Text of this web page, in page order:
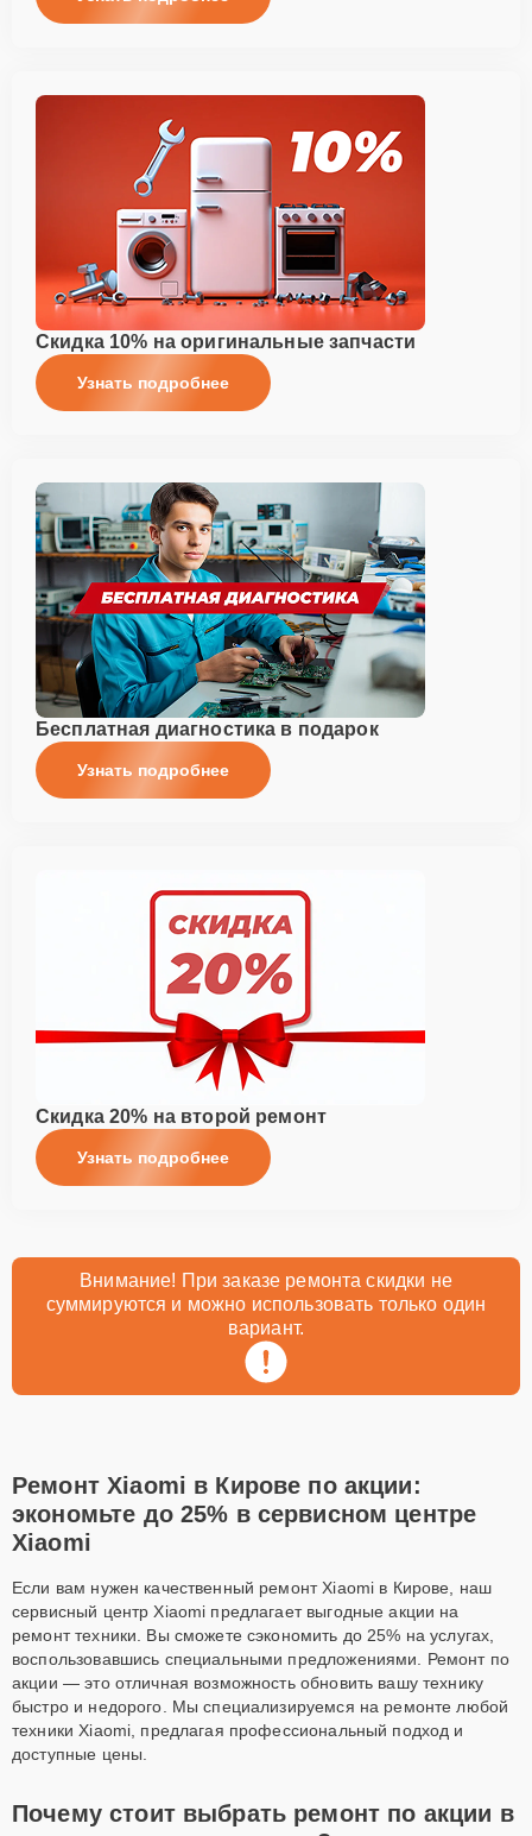
Скидка 10% на оригинальные запчасти
Узнать подробнее
Бесплатная диагностика в подарок
Узнать подробнее
Скидка 20% на второй ремонт
Узнать подробнее
Внимание! При заказе ремонта скидки не
суммируются и можно использовать только один
вариант.
Ремонт Xiaomi в Кирове по акции:
экономьте до 25% в сервисном центре
Xiaomi
Если вам нужен качественный ремонт Xiaomi в Кирове, наш
сервисный центр Xiaomi предлагает выгодные акции на
ремонт техники. Вы сможете сэкономить до 25% на услугах,
воспользовавшись специальными предложениями. Ремонт по
акции — это отличная возможность обновить вашу технику
быстро и недорого. Мы специализируемся на ремонте любой
техники Xiaomi, предлагая профессиональный подход и
доступные цены.
Почему стоит выбрать ремонт по акции в